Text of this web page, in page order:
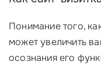
Понимание того,
может увеличить
осознания его